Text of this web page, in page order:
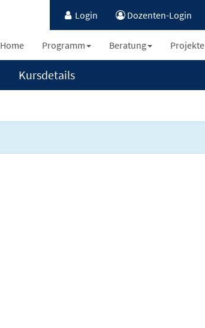
Login Dozenten-Login
Home Programm Beratung Projekte
Kursdetails